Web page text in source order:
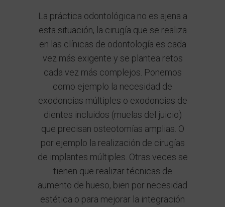
La práctica odontológica no es ajena a
esta situación, la cirugía que se realiza
en las clínicas de odontología es cada
vez más exigente y se plantea retos
cada vez más complejos. Ponemos
como ejemplo la necesidad de
exodoncias múltiples o exodoncias de
dientes incluidos (muelas del juicio)
que precisan osteotomías amplias. O
por ejemplo la realización de cirugías
de implantes múltiples. Otras veces se
tienen que realizar técnicas de
aumento de hueso, bien por necesidad
estética o para mejorar la integración